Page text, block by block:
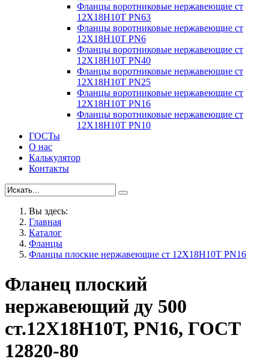
Фланцы воротниковые нержавеющие ст
12Х18Н10Т PN63
Фланцы воротниковые нержавеющие ст
12Х18Н10Т PN6
Фланцы воротниковые нержавеющие ст
12Х18Н10Т PN40
Фланцы воротниковые нержавеющие ст
12Х18Н10Т PN25
Фланцы воротниковые нержавеющие ст
12Х18Н10Т PN16
Фланцы воротниковые нержавеющие ст
12Х18Н10Т PN10
ГОСТы
О нас
Калькулятор
Контакты
Вы здесь:
Главная
Каталог
Фланцы
Фланцы плоские нержавеющие ст 12Х18Н10Т PN16
Фланец плоский
нержавеющий ду 500
ст.12Х18Н10Т, PN16, ГОСТ
12820-80